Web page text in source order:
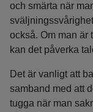
och smärta när
också. Om man är
kan det påverka
Det är vanligt att
samband med att
tugga när man